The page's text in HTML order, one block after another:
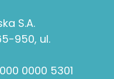
S.A.
950, ul.
0000 5301